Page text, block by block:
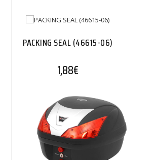
PACKING SEAL (46615-06)
1,88€